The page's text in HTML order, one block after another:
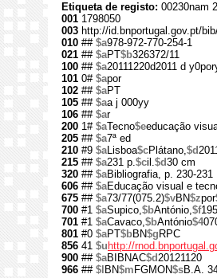
Etiqueta de registo: 00230nam
001 1798050
003 http://id.bnportugal.gov.pt/
010 ## $a978-972-770-254-1
021 ## $aPT$b326372/11
100 ## $a20111220d2011 d
101 0# $apor
102 ## $aPT
105 ## $aa j 000yy
106 ## $ar
200 1# $aTecno$eeducação
205 ## $a7ª ed
210 #9 $aLisboa$cPlátano,$d
215 ## $a231 p.$cil.$d30 cm
320 ## $aBibliografia, p. 230-231
606 ## $aEducação visual e
675 ## $a73/77(075.2)$vBN$zpor
700 #1 $aSupico,$bAntónio,$f
701 #1 $aCavaco,$bAntónio$4
801 #0 $aPT$bBN$g RPC
856 41 $u http://
900 ## $aBIBNAC$d20121120
966 ## $l BN$m FGMON$sB.A.